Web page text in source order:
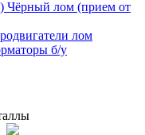
Чёрный лом (прием от
лом
б/у